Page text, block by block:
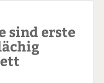
e
sind erste